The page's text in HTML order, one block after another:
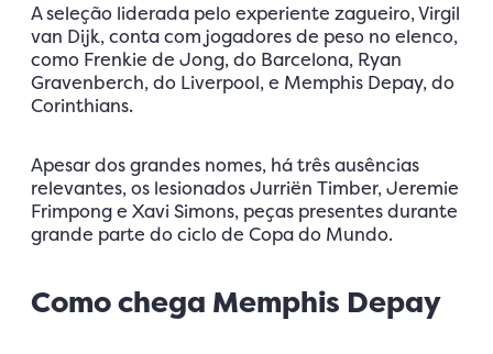
A seleção liderada pelo experiente zagueiro, Virgil
van Dijk, conta com jogadores de peso no elenco,
como Frenkie de Jong, do Barcelona, Ryan
Gravenberch, do Liverpool, e Memphis Depay, do
Corinthians.
Apesar dos grandes nomes, há três ausências
relevantes, os lesionados Jurriën Timber, Jeremie
Frimpong e Xavi Simons, peças presentes durante
grande parte do ciclo de Copa do Mundo.
Como chega Memphis Depay